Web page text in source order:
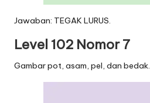
Jawaban: TEGAK LURUS.
Level 102 Nomor 7
Gambar pot, asam, pel, dan bedak.